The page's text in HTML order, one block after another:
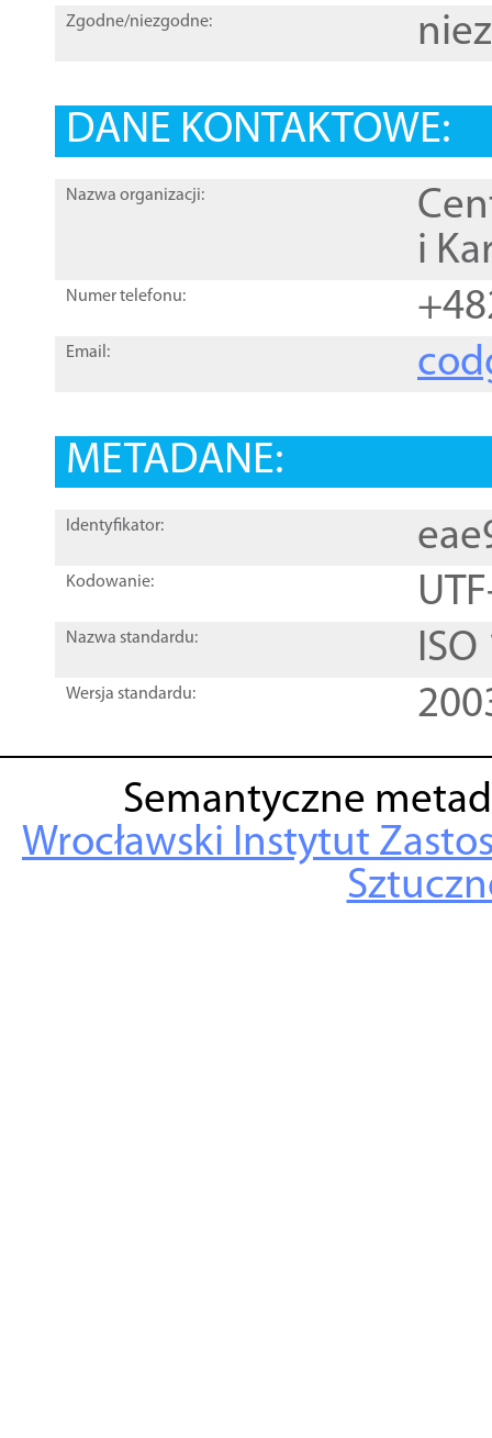
Zgodne/niezgodne:
DANE KONTAKTOWE:
Nazwa organizacji:
i
Numer telefonu:
Email:
METADANE:
Identyfikator:
Kodowanie:
Nazwa standardu:
Wersja standardu:
Semantyczne
Wrocławski Instytut